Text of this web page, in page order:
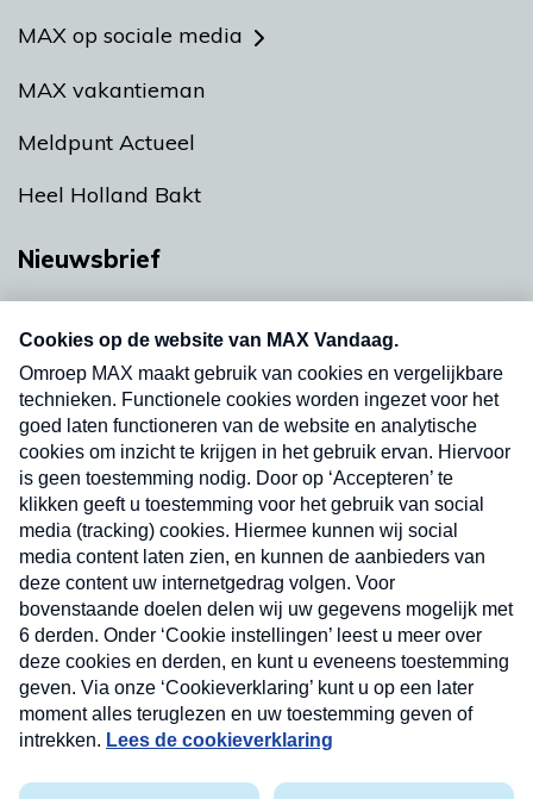
MAX op sociale media
MAX vakantieman
Meldpunt Actueel
Heel Holland Bakt
Nieuwsbrief
nieuwsbrief. Elke vrijdag- en dinsdagochtend in
uw mailbox.
Verzend
Nieuwsbrief
Neem hier een gratis abonnement op onze
nieuwsbrief. Elke vrijdag- en dinsdagochtend in uw